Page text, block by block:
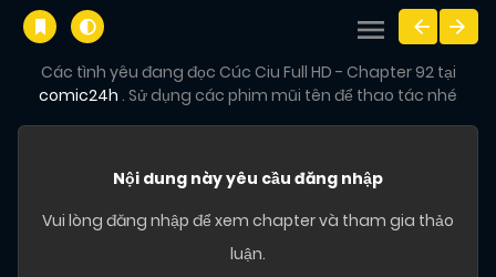
Các tình yêu đang đọc Cúc Ciu Full HD - Chapter 92 tại
comic24h . Sử dụng các phim mũi tên để thao tác nhé
Nội dung này yêu cầu đăng nhập
Vui lòng đăng nhập để xem chapter và tham gia thảo
luận.